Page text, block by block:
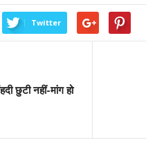
Twitter
छुटी नहीं-मांग हो